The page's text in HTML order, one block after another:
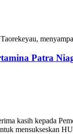
Patra
kasih kepada
mensukseskan